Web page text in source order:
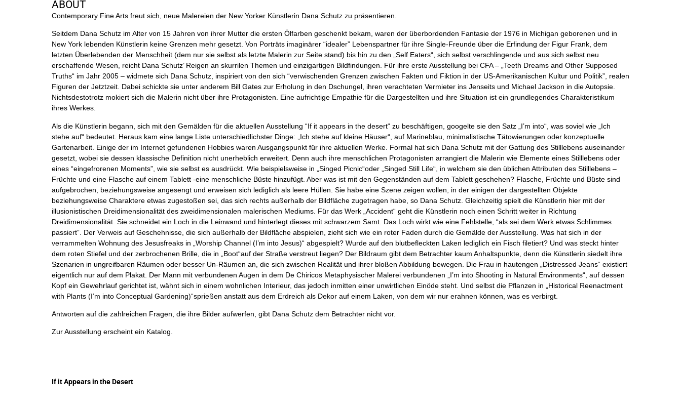
ABOUT
Contemporary Fine Arts freut sich, neue Malereien der New Yorker Künstlerin Dana Schutz zu präsentieren.
Seitdem Dana Schutz im Alter von 15 Jahren von ihrer Mutter die ersten Ölfarben geschenkt bekam, waren der überbordenden Fantasie der 1976 in Michigan geborenen und in
New York lebenden Künstlerin keine Grenzen mehr gesetzt. Von Porträts imaginärer “idealer” Lebenspartner für ihre Single-Freunde über die Erfindung der Figur Frank, dem
letzten Überlebenden der Menschheit (dem nur sie selbst als letzte Malerin zur Seite stand) bis hin zu den „Self Eaters“, sich selbst verschlingende und aus sich selbst neu
erschaffende Wesen, reicht Dana Schutz’ Reigen an skurrilen Themen und einzigartigen Bildfindungen. Für ihre erste Ausstellung bei CFA – „Teeth Dreams and Other Supposed
Truths“ im Jahr 2005 – widmete sich Dana Schutz, inspiriert von den sich “verwischenden Grenzen zwischen Fakten und Fiktion in der US-Amerikanischen Kultur und Politik”, realen
Figuren der Jetztzeit. Dabei schickte sie unter anderem Bill Gates zur Erholung in den Dschungel, ihren verachteten Vermieter ins Jenseits und Michael Jackson in die Autopsie.
Nichtsdestotrotz mokiert sich die Malerin nicht über ihre Protagonisten. Eine aufrichtige Empathie für die Dargestellten und ihre Situation ist ein grundlegendes Charakteristikum
ihres Werkes.
Als die Künstlerin begann, sich mit den Gemälden für die aktuellen Ausstellung “If it appears in the desert“ zu beschäftigen, googelte sie den Satz „I’m into“, was soviel wie „Ich
stehe auf“ bedeutet. Heraus kam eine lange Liste unterschiedlichster Dinge: „Ich stehe auf kleine Häuser“, auf Marineblau, minimalistische Tätowierungen oder konzeptuelle
Gartenarbeit. Einige der im Internet gefundenen Hobbies waren Ausgangspunkt für ihre aktuellen Werke. Formal hat sich Dana Schutz mit der Gattung des Stilllebens auseinander
gesetzt, wobei sie dessen klassische Definition nicht unerheblich erweitert. Denn auch ihre menschlichen Protagonisten arrangiert die Malerin wie Elemente eines Stilllebens oder
eines “eingefrorenen Moments”, wie sie selbst es ausdrückt. Wie beispielsweise in „ Singed Picnic“oder „ Singed Still Life“ , in welchem sie den üblichen Attributen des Stilllebens –
Früchte und eine Flasche auf einem Tablett -eine menschliche Büste hinzufügt. Aber was ist mit den Gegenständen auf dem Tablett geschehen? Flasche, Früchte und Büste sind
aufgebrochen, beziehungsweise angesengt und erweisen sich lediglich als leere Hüllen. Sie habe eine Szene zeigen wollen, in der einigen der dargestellten Objekte
beziehungsweise Charaktere etwas zugestoßen sei, das sich rechts außerhalb der Bildfläche zugetragen habe, so Dana Schutz. Gleichzeitig spielt die Künstlerin hier mit der
illusionistischen Dreidimensionalität des zweidimensionalen malerischen Mediums. Für das Werk „ Accident“ geht die Künstlerin noch einen Schritt weiter in Richtung
Dreidimensionalität. Sie schneidet ein Loch in die Leinwand und hinterlegt dieses mit schwarzem Samt. Das Loch wirkt wie eine Fehlstelle, “als sei dem Werk etwas Schlimmes
passiert”. Der Verweis auf Geschehnisse, die sich außerhalb der Bildfläche abspielen, zieht sich wie ein roter Faden durch die Gemälde der Ausstellung. Was hat sich in der
verrammelten Wohnung des Jesusfreaks in „ Worship Channel (I’m into Jesus)“ abgespielt? Wurde auf den blutbefleckten Laken lediglich ein Fisch filetiert? Und was steckt hinter
dem roten Stiefel und der zerbrochenen Brille, die in „ Boot“auf der Straße verstreut liegen? Der Bildraum gibt dem Betrachter kaum Anhaltspunkte, denn die Künstlerin siedelt ihre
Szenarien in ungreifbaren Räumen oder besser Un-Räumen an, die sich zwischen Realität und ihrer bloßen Abbildung bewegen. Die Frau in hautengen „ Distressed Jeans“ existiert
eigentlich nur auf dem Plakat. Der Mann mit verbundenen Augen in dem De Chiricos Metaphysischer Malerei verbundenen „I’m into Shooting in Natural Environments“ , auf dessen
Kopf ein Gewehrlauf gerichtet ist, wähnt sich in einem wohnlichen Interieur, das jedoch inmitten einer unwirtlichen Einöde steht. Und selbst die Pflanzen in „ Historical Reenactment
with Plants (I’m into Conceptual Gardening)“sprießen anstatt aus dem Erdreich als Dekor auf einem Laken, von dem wir nur erahnen können, was es verbirgt.
Antworten auf die zahlreichen Fragen, die ihre Bilder aufwerfen, gibt Dana Schutz dem Betrachter nicht vor.
Zur Ausstellung erscheint ein Katalog.
If it Appears in the Desert